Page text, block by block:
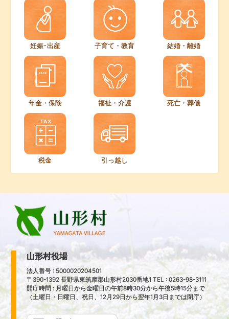
妊娠･出産 子育て・教育 結婚・離婚
年金・保険 福祉・介護 死亡・葬儀
税金 引っ越し
山形村役場
法人番号 : 5000020204501
〒390-1392 長野県東筑摩郡山形村2030番地1 TEL : 0263-98-3111
開庁時間 : 月曜日から金曜日の午前8時30分から午後5時15分まで
（土曜日・日曜日、祝日、12月29日から翌年1月3日までは閉庁）